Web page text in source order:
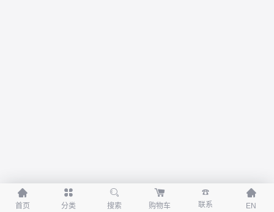

首页

分类

搜索

购物车
☎
联系

EN